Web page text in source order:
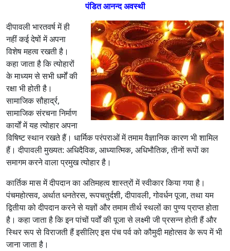
पंडित आनन्द अवस्थी
दीपावली भारतवर्ष में ही
नहीं कई देषों में अपना
विशेष महत्व रखती है।
कहा जाता है कि त्योहारों
के माध्यम से सभी धर्मों की
रक्षा भी होती है।
सामाजिक सौहार्द्र,
सामाजिक संरचना निर्माण
कार्यों में यह त्योहार अपना
विषिष्ट स्थान रखते हैं। धार्मिक परंपराओं में तमाम वैज्ञानिक कारण भी शामिल
हैं। दीपावली मुख्यत: अधिदैविक, आध्यात्मिक, अधिभौतिक, तीनों रूपों का
समागम करने वाला प्रमुख त्योहार है।
कार्तिक मास में दीपदान का अतिमहत्व शास्त्रों में स्वीकार किया गया है।
पंचमहोत्सव, अर्थात धनतेरस, रूपचतुर्दशी, दीपावली, गोवर्धन पूजा, तथा यम
द्वितीया को दीपदान करने से यज्ञों और तमाम तीर्थ स्थलों का पुण्य प्राप्त होता
है। कहा जाता है कि इन पांचों पर्वों की पूजा से लक्ष्मी जी प्रसन्न होती हैं और
स्थिर रूप से विराजती हैं इसीलिए इस पंच पर्व को कौमुदी महोत्सव के रूप में भी
जाना जाता है।